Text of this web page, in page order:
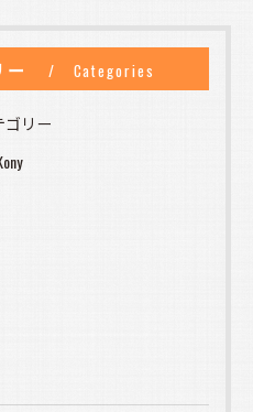
Categories
ゴリー